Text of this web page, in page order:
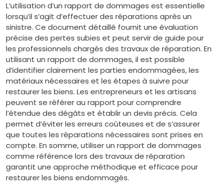
L’utilisation d’un rapport de dommages est essentielle
lorsqu’il s’agit d’effectuer des réparations après un
sinistre. Ce document détaillé fournit une évaluation
précise des pertes subies et peut servir de guide pour
les professionnels chargés des travaux de réparation. En
utilisant un rapport de dommages, il est possible
d’identifier clairement les parties endommagées, les
matériaux nécessaires et les étapes à suivre pour
restaurer les biens. Les entrepreneurs et les artisans
peuvent se référer au rapport pour comprendre
l’étendue des dégâts et établir un devis précis. Cela
permet d’éviter les erreurs coûteuses et de s’assurer
que toutes les réparations nécessaires sont prises en
compte. En somme, utiliser un rapport de dommages
comme référence lors des travaux de réparation
garantit une approche méthodique et efficace pour
restaurer les biens endommagés.